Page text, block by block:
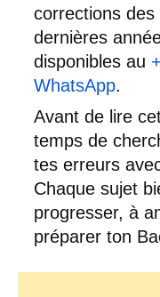
corrections
dernières
disponibles au
WhatsApp.
Avant de lire
temps de
tes erreurs
Chaque sujet
progresser, à
préparer ton